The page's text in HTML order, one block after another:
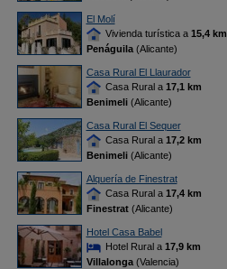
El Molí
Vivienda turística a 15,4 km
Penáguila(Alicante)
Casa Rural El Llaurador
Casa Rural a 17,1 km
Benimeli(Alicante)
Casa Rural El Sequer
Casa Rural a 17,2 km
Benimeli(Alicante)
Alquería de Finestrat
Casa Rural a 17,4 km
Finestrat(Alicante)
Hotel Casa Babel
Hotel Rural a 17,9 km
Villalonga(Valencia)